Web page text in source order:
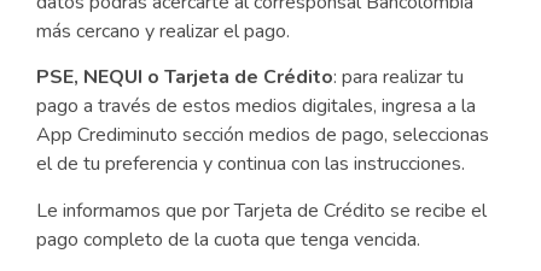
más cercano y realizar el pago.
PSE, NEQUI o Tarjeta de Crédito: para realizar tu
pago a través de estos medios digitales, ingresa a la
App Crediminuto sección medios de pago, seleccionas
el de tu preferencia y continua con las instrucciones.
Le informamos que por Tarjeta de Crédito se recibe el
pago completo de la cuota que tenga vencida.